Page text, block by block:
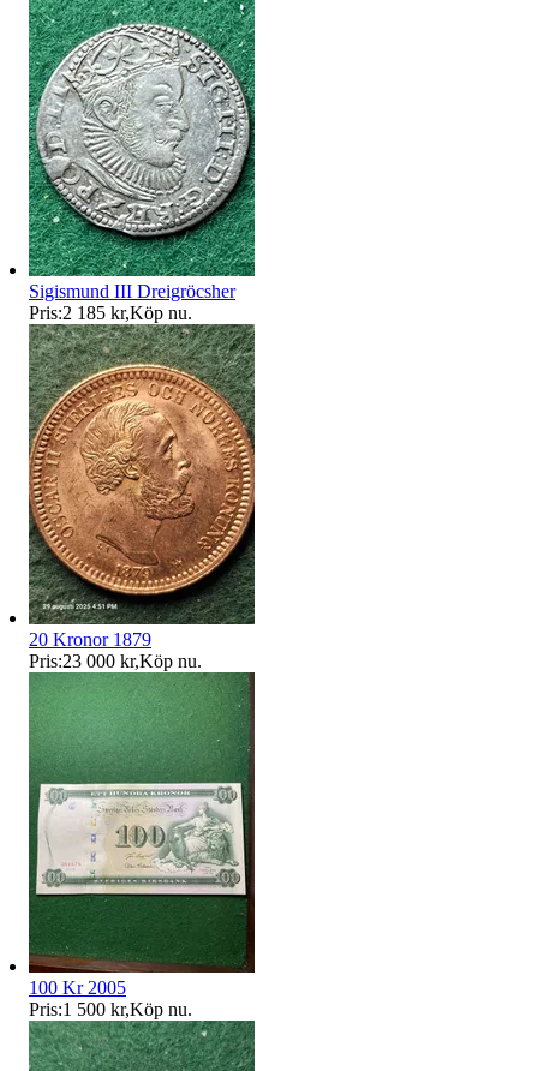
Sigismund III Dreigröcsher
Pris:2 185 kr,Köp nu.
20 Kronor 1879
Pris:23 000 kr,Köp nu.
100 Kr 2005
Pris:1 500 kr,Köp nu.